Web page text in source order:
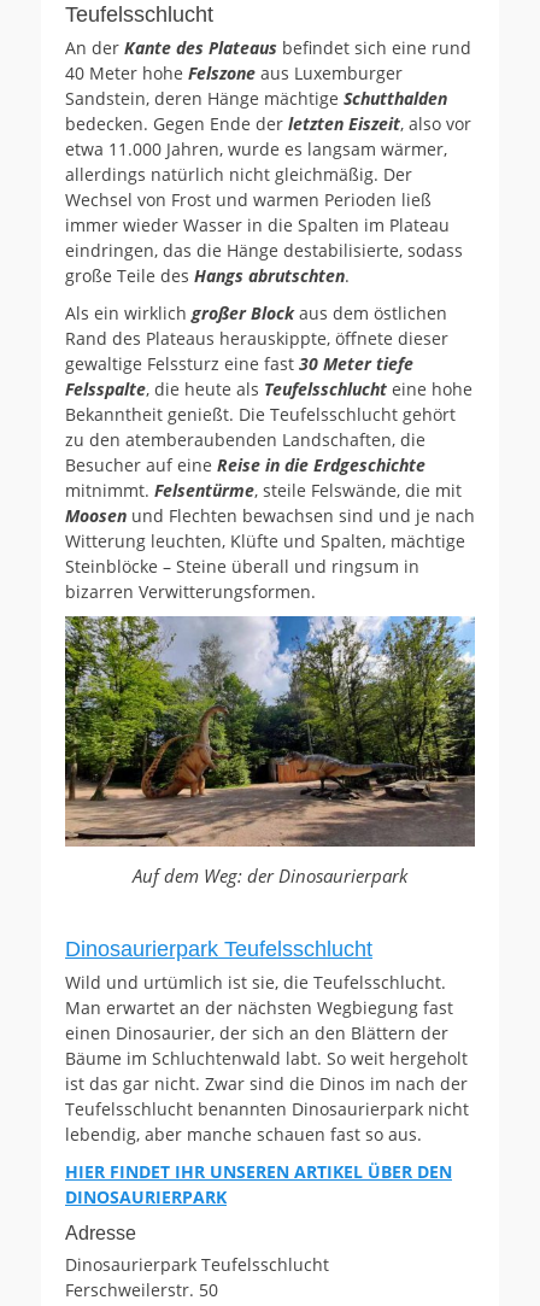
Teufelsschlucht
An der Kante des Plateaus befindet sich eine rund
40 Meter hohe Felszone aus Luxemburger
Sandstein, deren Hänge mächtige Schutthalden
bedecken. Gegen Ende der letzten Eiszeit, also vor
etwa 11.000 Jahren, wurde es langsam wärmer,
allerdings natürlich nicht gleichmäßig. Der
Wechsel von Frost und warmen Perioden ließ
immer wieder Wasser in die Spalten im Plateau
eindringen, das die Hänge destabilisierte, sodass
große Teile des Hangs abrutschten.
Als ein wirklich großer Blockaus dem östlichen
Rand des Plateaus herauskippte, öffnete dieser
gewaltige Felssturz eine fast 30 Meter tiefe
Felsspalte, die heute als Teufelsschlucht eine hohe
Bekanntheit genießt. Die Teufelsschlucht gehört
zu den atemberaubenden Landschaften, die
Besucher auf eine Reise in die Erdgeschichte
mitnimmt. Felsentürme, steile Felswände, die mit
Moosen und Flechten bewachsen sind und je nach
Witterung leuchten, Klüfte und Spalten, mächtige
Steinblöcke – Steine überall und ringsum in
bizarren Verwitterungsformen.
Auf dem Weg: der Dinosaurierpark
Dinosaurierpark Teufelsschlucht
Wild und urtümlich ist sie, die Teufelsschlucht.
Man erwartet an der nächsten Wegbiegung fast
einen Dinosaurier, der sich an den Blättern der
Bäume im Schluchtenwald labt. So weit hergeholt
ist das gar nicht. Zwar sind die Dinos im nach der
Teufelsschlucht benannten Dinosaurierpark nicht
lebendig, aber manche schauen fast so aus.
HIER FINDET IHR UNSEREN ARTIKEL ÜBER DEN
DINOSAURIERPARK
Adresse
Dinosaurierpark Teufelsschlucht
Ferschweilerstr. 50